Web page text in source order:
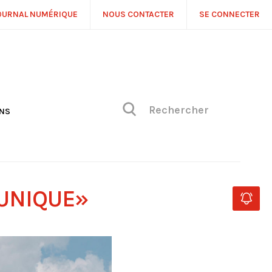
NUMÉRIQUE NOUS CONTACTER SE CONNECTER